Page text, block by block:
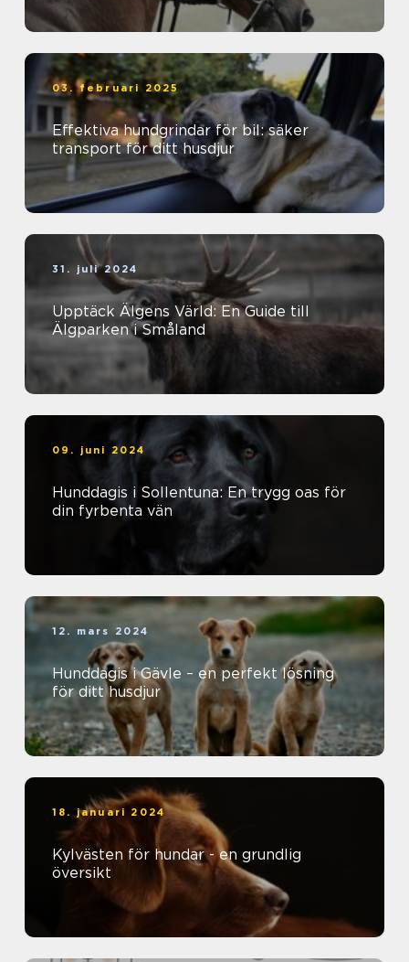
03. februari 2025
Effektiva hundgrindar för bil: säker
transport för ditt husdjur
31. juli 2024
Upptäck Älgens Värld: En Guide till
Älgparken i Småland
09. juni 2024
Hunddagis i Sollentuna: En trygg oas för
din fyrbenta vän
12. mars 2024
Hunddagis i Gävle – en perfekt lösning
för ditt husdjur
18. januari 2024
Kylvästen för hundar - en grundlig
översikt